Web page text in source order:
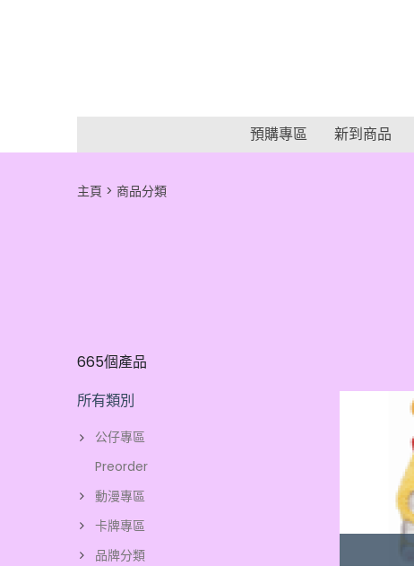
預購專區 新到商品
主頁 商品分類
665個產品
所有類別
公仔專區
Preorder
動漫專區
卡牌專區
品牌分類